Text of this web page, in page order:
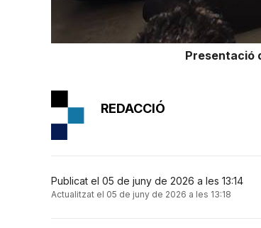
Presentació
REDACCIÓ
Publicat el 05 de juny de 2026 a les 13:14
Actualitzat el 05 de juny de 2026 a les 13:18